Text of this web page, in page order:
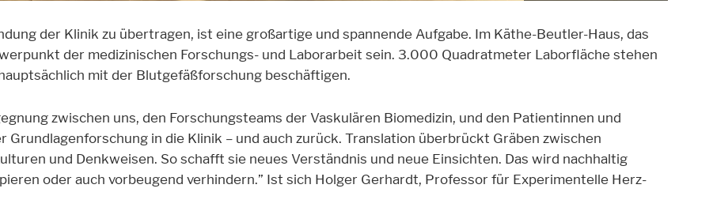
der Klinik zu übertragen, ist eine großartige und spannende Aufgabe. Im Käthe-Beutler-Haus, das
der medizinischen Forschungs- und Laborarbeit sein. 3.000 Quadratmeter Laborfläche stehen
mit der Blutgefäßforschung beschäftigen.
zwischen uns, den Forschungsteams der Vaskulären Biomedizin, und den Patientinnen und
Grundlagenforschung in die Klinik – und auch zurück. Translation überbrückt Gräben zwischen
und Denkweisen. So schafft sie neues Verständnis und neue Einsichten. Das wird nachhaltig
oder auch vorbeugend verhindern.” Ist sich Holger Gerhardt, Professor für Experimentelle Herz-